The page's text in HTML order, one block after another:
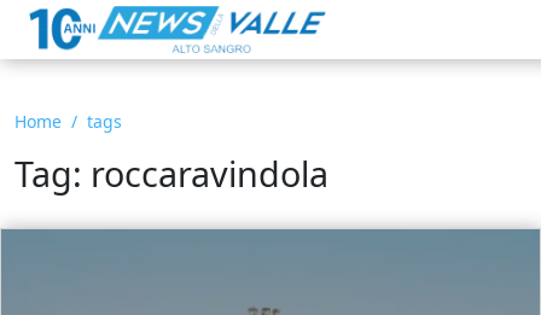
Home tags
Tag: roccaravindola